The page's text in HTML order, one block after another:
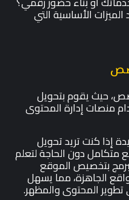
الأساسية التي
حيث يقوم بتحويل
منصات إدارة المحتوى
إذا كنت تريد تحويل
متكامل دون الحاجة لتعلم
بتخصيص الموقع
الجاهزة، مما يسهل
تطوير المحتوى والمظهر.